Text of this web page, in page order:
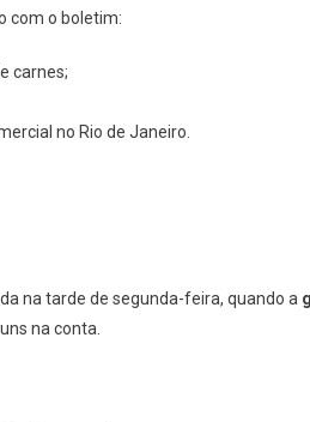
com o boletim:
carnes;
no Rio de Janeiro.
na tarde de segunda-feira, quando a
na conta.